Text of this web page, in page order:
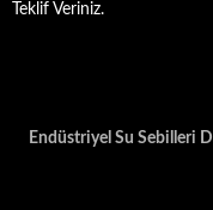
Teklif Veriniz.
Endüstriyel Su Sebilleri